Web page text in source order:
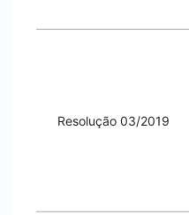
Resolução 03/2019